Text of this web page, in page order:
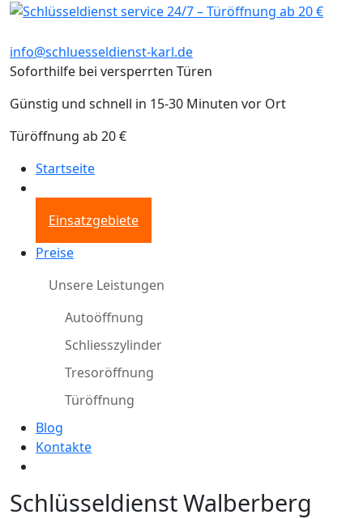
info@schluesseldienst-karl.de
Soforthilfe bei versperrten Türen
Günstig und schnell in 15-30 Minuten vor Ort
Türöffnung ab 20 €
Startseite
Einsatzgebiete
Preise
Unsere Leistungen
Autoöffnung
Schliesszylinder
Tresoröffnung
Türöffnung
Blog
Kontakte
Schlüsseldienst Walberberg